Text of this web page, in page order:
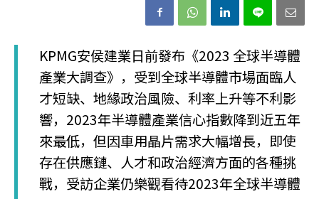
KPMG安侯建業日前發布《2023 全球半導體
產業大調查》，受到全球半導體市場面臨人
才短缺、地緣政治風險、利率上升等不利影
響，2023年半導體產業信心指數降到近五年
來最低，但因車用晶片需求大幅增長，即使
存在供應鏈、人才和政治經濟方面的各種挑
戰，受訪企業仍樂觀看待2023年全球半導體